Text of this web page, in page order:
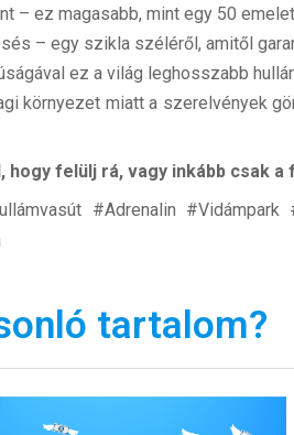
– ez magasabb, mint egy 50
– egy szikla széléről, amitől
ez a világ leghosszabb
környezet miatt a szerelvények
hogy felülj rá, vagy inkább csak a
#Adrenalin
tartalom?